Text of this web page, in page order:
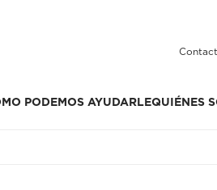
PODEMOS AYUDARLEQUIÉNES